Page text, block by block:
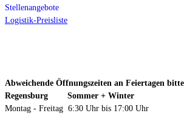
Stellenangebote
Logistik-Preisliste
Abweichende Öffnungszeiten an Feiertagen bitte
Regensburg Sommer + Winter
Montag - Freitag 6:30 Uhr bis 17:00 Uhr